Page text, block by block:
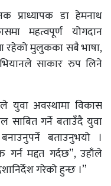
प्राध्यापक डा हेमनाथ
महत्वपूर्ण योगदान
रहेको मुलुकका सबै भाषा,
साकार रुप लिने
युवा अवस्थामा विकास
साबित गर्ने बताउँदै युवा
बताउनुभयो ।
गर्न मद्दत गर्दछ”, उहाँले
गरेको हुन्छ ।”